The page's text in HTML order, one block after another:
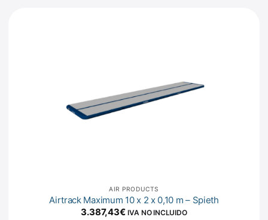
AIR PRODUCTS
Airtrack Maximum 10 x 2 x 0,10 m – Spieth
3.387,43€ IVA NO INCLUIDO